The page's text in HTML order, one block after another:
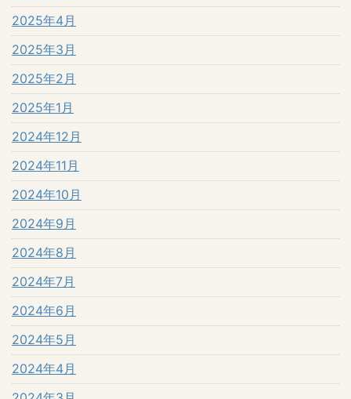
2025年4月
2025年3月
2025年2月
2025年1月
2024年12月
2024年11月
2024年10月
2024年9月
2024年8月
2024年7月
2024年6月
2024年5月
2024年4月